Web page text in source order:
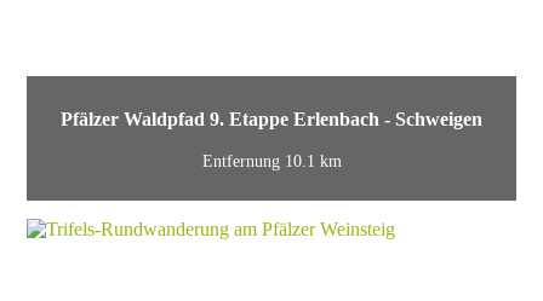
Pfälzer Waldpfad 9. Etappe Erlenbach - Schweigen
Entfernung 10.1 km